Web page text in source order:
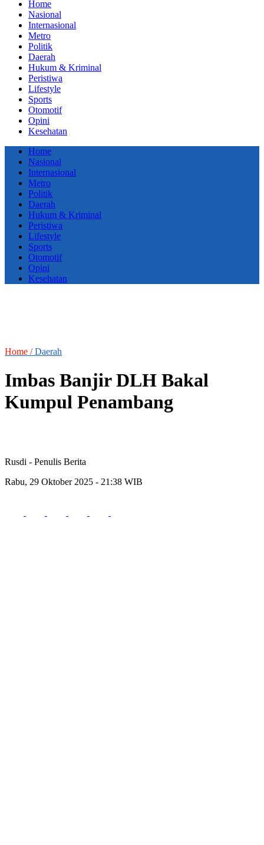
Home
Nasional
Internasional
Metro
Politik
Daerah
Hukum & Kriminal
Peristiwa
Lifestyle
Sports
Otomotif
Opini
Kesehatan
Home
Nasional
Internasional
Metro
Politik
Daerah
Hukum & Kriminal
Peristiwa
Lifestyle
Sports
Otomotif
Opini
Kesehatan
Home /Daerah
Imbas Banjir DLH Bakal
Kumpul Penambang
Rusdi - Penulis Berita
Rabu, 29 Oktober 2025 - 21:38 WIB